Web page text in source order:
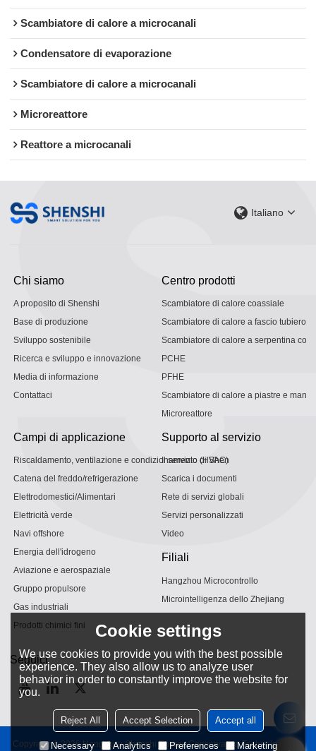
Scambiatore di calore a microcanali
Condensatore di evaporazione
Scambiatore di calore a microcanali
Microreattore
Reattore a microcanali
Italiano
Chi siamo
A proposito di Shenshi
Base di produzione
Sviluppo sostenibile
Ricerca e sviluppo e innovazione
Media di informazione
Contattaci
Centro prodotti
Scambiatore di calore coassiale
Scambiatore di calore a fascio tubiero
Scambiatore di calore a serpentina con
PCHE
PFHE
Scambiatore di calore a piastre e
Microreattore
Campi di applicazione
Riscaldamento, ventilazione e condizionamento (HVAC)
Catena del freddo/refrigerazione
Elettrodomestici/Alimentari
Elettricità verde
Navi offshore
Energia dell'idrogeno
Aviazione e aerospaziale
Gruppo propulsore
Gas industriali
Prodotti chimici fini
Supporto al servizio
Il servizio di Shen
Scarica i documenti
Rete di servizi globali
Servizi personalizzati
Video
Filiali
Hangzhou Microcontrollo
Microintelligenza dello Zhejiang
Seguici
Copyright © 2026Hangzhou Shenshi Energy Conservation Technology Co.,
Cookie settings
We use cookies to provide you with the best possible
experience. They also allow us to analyze user
behavior in order to constantly improve the website for
you.
Reject All Accept Selection Accept all
Necessary Analytics Preferences Marketing